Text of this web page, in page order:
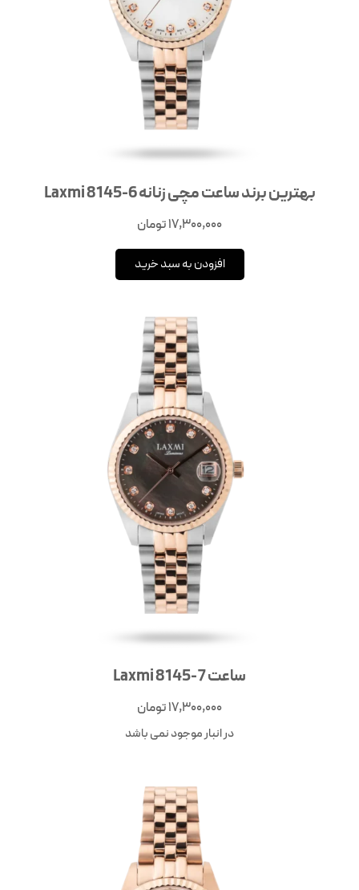
بهترین برند ساعت مچی زنانه Laxmi 8145-6
17,300,000تومان
افزودن به سبد خرید
ساعت Laxmi 8145-7
17,300,000تومان
در انبار موجود نمی باشد